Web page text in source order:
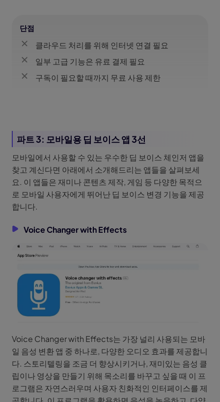
단점
클라우드 처리를 위해 인터넷 연결 필요
일부 고급 기능은 유료 결제 필요
구독이 필요할 때까지 무료 사용 제한
파트 3: 모바일용 딥 보이스 앱 3선
모바일에서 사용할 수 있는 우수한 딥 보이스 체인저 앱을
찾고 계신다면 아래에서 소개해드리는 앱들을 살펴보세
요. 이 앱들은 재미나 콘텐츠 제작, 게임 등 다양한 목적으
로 모바일 사용자에게 뛰어난 딥 보이스 변경 기능을 제공
합니다.
Voice Changer with Effects
Voice Changer with Effects는 가장 널리 사용되는 모바
일 음성 변환 앱 중 하나로, 다양한 오디오 효과를 제공합니
다. 스토리텔링을 조금 더 향상시키거나, 재미있는 음성 클
립이나 영상을 만들기 위해 목소리를 바꾸고 싶을 때 이 프
로그램은 자연스러우며 사용자 친화적인 인터페이스를 제